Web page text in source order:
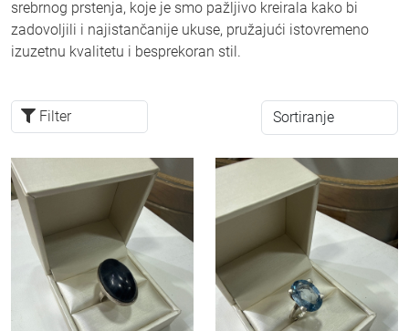
srebrnog prstenja, koje je smo pažljivo kreirala kako bi
zadovoljili i najistančanije ukuse, pružajući istovremeno
izuzetnu kvalitetu i besprekoran stil.
Filter